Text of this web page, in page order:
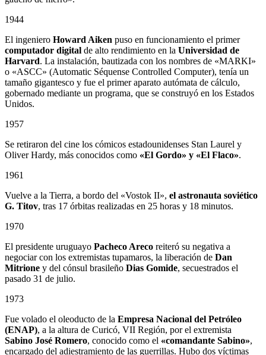
1944
El ingeniero Howard Aiken puso en funcionamiento el primer
computador digital de alto rendimiento en la Universidad de
Harvard. La instalación, bautizada con los nombres de «MARKI»
o «ASCC» (Automatic Séquense Controlled Computer), tenía un
tamaño gigantesco y fue el primer aparato autómata de cálculo,
gobernado mediante un programa, que se construyó en los Estados
Unidos.
1957
Se retiraron del cine los cómicos estadounidenses Stan Laurel y
Oliver Hardy, más conocidos como «El Gordo» y «El Flaco».
1961
Vuelve a la Tierra, a bordo del «Vostok II», el astronauta soviético
G. Titov, tras 17 órbitas realizadas en 25 horas y 18 minutos.
1970
El presidente uruguayo Pacheco Areco reiteró su negativa a
negociar con los extremistas tupamaros, la liberación de Dan
Mitrione y del cónsul brasileño Dias Gomide, secuestrados el
pasado 31 de julio.
1973
Fue volado el oleoducto de la Empresa Nacional del Petróleo
(ENAP), a la altura de Curicó, VII Región, por el extremista
Sabino José Romero, conocido como el «comandante Sabino»,
encargado del adiestramiento de las guerrillas. Hubo dos víctimas